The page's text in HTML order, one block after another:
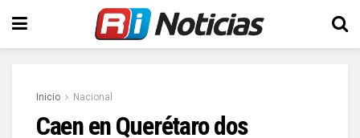
Inicio Nacional
Caen en Querétaro dos